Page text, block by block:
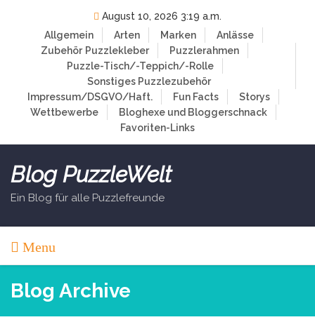
August 10, 2026 3:19 a.m.
Allgemein
Arten Marken
Anlässe
Zubehör Puzzlekleber
Puzzlerahmen
Puzzle-Tisch/-Teppich/-Rolle
Sonstiges Puzzlezubehör
Impressum/DSGVO/Haft.
Fun Facts
Storys
Wettbewerbe
Bloghexe und Bloggerschnack
Favoriten-Links
Blog PuzzleWelt
Ein Blog für alle Puzzlefreunde
Menu
Blog Archive